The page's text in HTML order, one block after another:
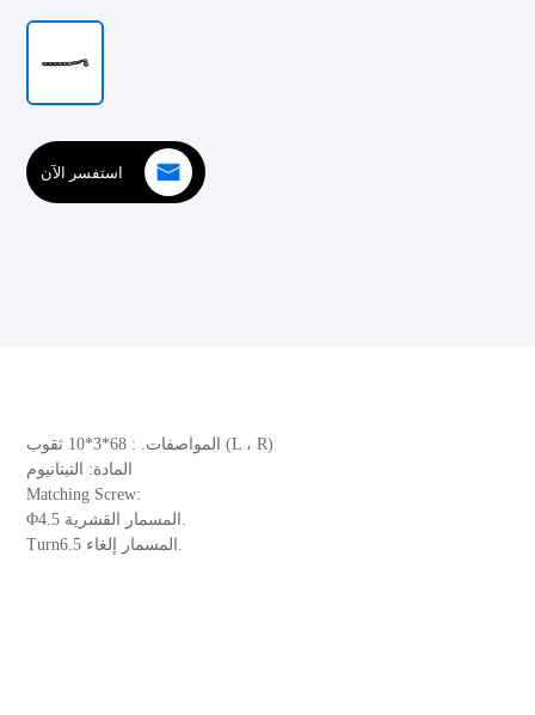
استفسر الآن
المواصفات. : 68*3*10 ثقوب (L ، R)
المادة: التيتانيوم
Matching Screw:
Φ4.5 المسمار القشرية.
Turn6.5 المسمار إلغاء.